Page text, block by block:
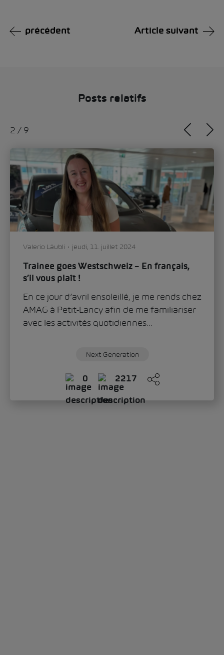
précédent Article suivant
Posts relatifs
2 / 9
Valerio Läubli jeudi, 11. juillet 2024
Trainee goes Westschweiz – En français,
s’il vous plaît !
En ce jour d’avril ensoleillé, je me rends chez
AMAG à Petit-Lancy afin de me familiariser
avec les activités quotidiennes...
Next Generation
0 2217